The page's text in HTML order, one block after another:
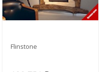
Flinstone